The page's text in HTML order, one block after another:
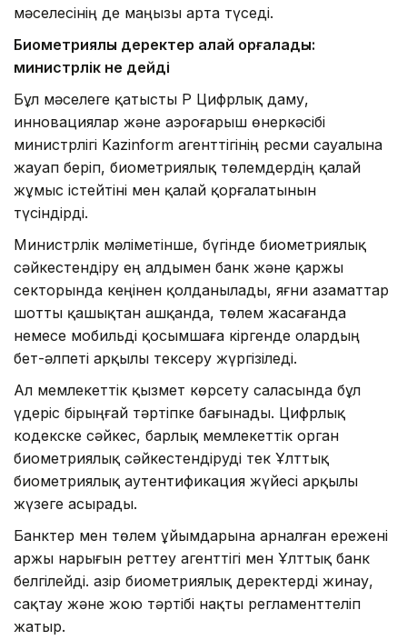
мәселесінің де маңызы арта түседі.
Биометриялық деректер қалай қорғалады:
министрлік не дейді
Бұл мәселеге қатысты ҚР Цифрлық даму,
инновациялар және аэроғарыш өнеркәсібі
министрлігі Kazinform агенттігінің ресми сауалына
жауап беріп, биометриялық төлемдердің қалай
жұмыс істейтіні мен қалай қорғалатынын
түсіндірді.
Министрлік мәліметінше, бүгінде биометриялық
сәйкестендіру ең алдымен банк және қаржы
секторында кеңінен қолданылады, яғни азаматтар
шотты қашықтан ашқанда, төлем жасағанда
немесе мобильді қосымшаға кіргенде олардың
бет-әлпеті арқылы тексеру жүргізіледі.
Ал мемлекеттік қызмет көрсету саласында бұл
үдеріс бірыңғай тәртіпке бағынады. Цифрлық
кодекске сәйкес, барлық мемлекеттік орган
биометриялық сәйкестендіруді тек Ұлттық
биометриялық аутентификация жүйесі арқылы
жүзеге асырады.
Банктер мен төлем ұйымдарына арналған ережені
Қаржы нарығын реттеу агенттігі мен Ұлттық банк
белгілейді. Қазір биометриялық деректерді жинау,
сақтау және жою тәртібі нақты регламенттеліп
жатыр.